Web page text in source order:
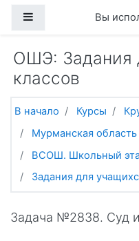
Боковая панель
Вы
ОШЭ: Задания
классов
В начало Курсы
Мурманская область
ВСОШ. Школьный
Задания для
Задача №2838. Суд